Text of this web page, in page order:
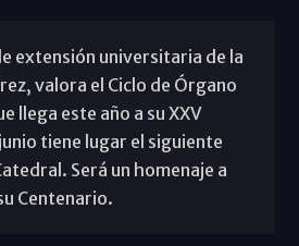
extensión universitaria de la
valora el Ciclo de Órgano
llega este año a su XXV
tiene lugar el siguiente
Será un homenaje a
Centenario.